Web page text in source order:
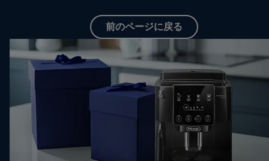
前のページに戻る